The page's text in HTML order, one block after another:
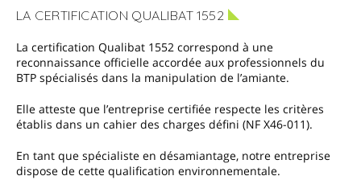
LA CERTIFICATION QUALIBAT 1552
La certification Qualibat 1552 correspond à une
reconnaissance officielle accordée aux professionnels du
BTP spécialisés dans la manipulation de l’amiante.
Elle atteste que l’entreprise certifiée respecte les critères
établis dans un cahier des charges défini (NF X46-011).
En tant que spécialiste en désamiantage, notre entreprise
dispose de cette qualification environnementale.